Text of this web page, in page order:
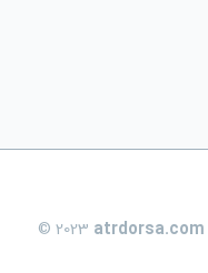
© 2023 atrdorsa.com